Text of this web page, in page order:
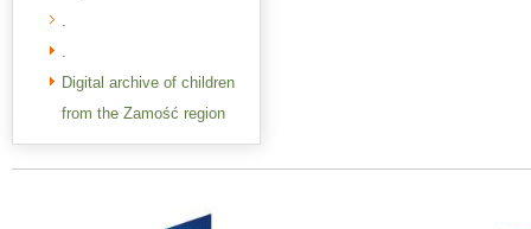
.
.
Digital archive of children
from the Zamość region